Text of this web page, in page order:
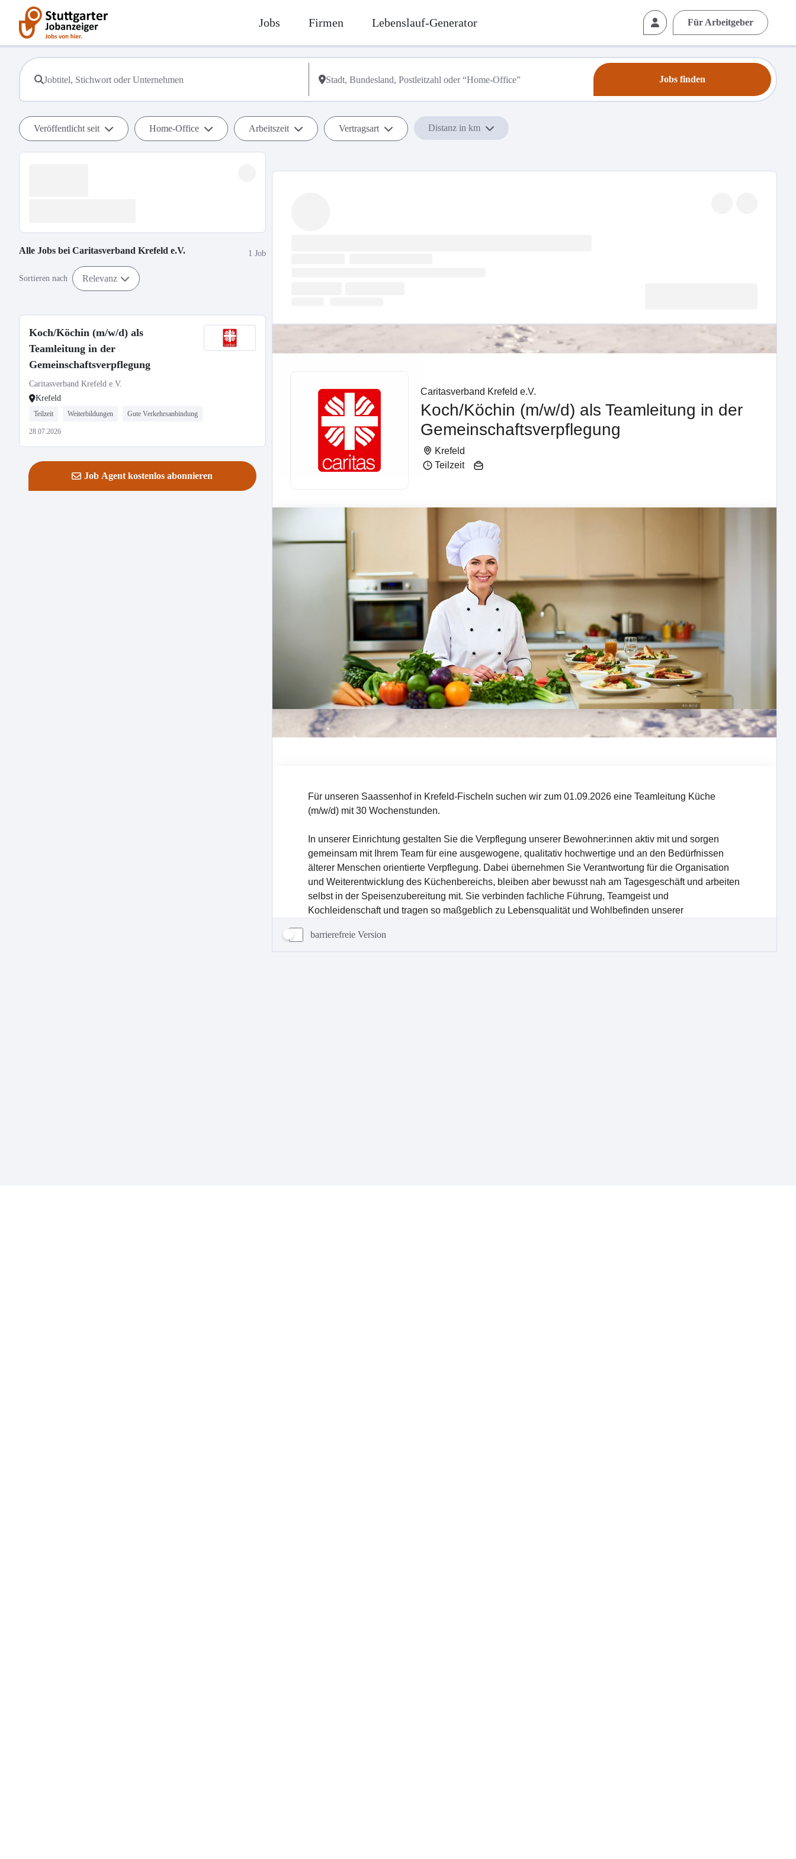
Jobs Firmen Lebenslauf-Generator Für Arbeitgeber
Jobs finden
Veröffentlicht seit Home-Office Arbeitszeit Vertragsart Distanz in km
Alle Jobs bei Caritasverband Krefeld e.V. 1 Job
Sortieren nach Relevanz
Koch/Köchin (m/w/d) als
Teamleitung in der
Gemeinschaftsverpflegung
Caritasverband Krefeld e.V.
Krefeld
Teilzeit Weiterbildungen Gute Verkehrsanbindung
28.07.2026
Job Agent kostenlos abonnieren
barrierefreie Version